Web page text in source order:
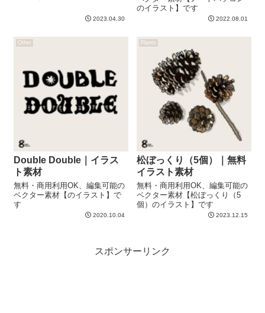
2023.04.30
のイラスト】です
2022.08.01
Other
Double Double｜イラス
ト素材
無料・商用利用OK、編集可能の
ベクター素材【のイラスト】で
す
2020.10.04
Plants
松ぼっくり（5個）｜無料
イラスト素材
無料・商用利用OK、編集可能の
ベクター素材【松ぼっくり（5
個）のイラスト】です
2023.12.15
スポンサーリンク